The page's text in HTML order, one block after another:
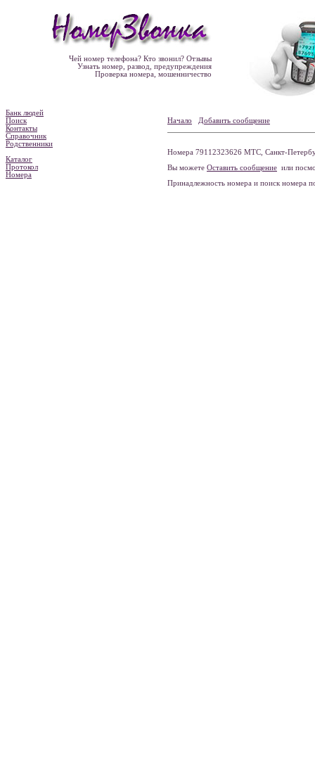
Чей номер телефона? Кто звонил? Отзывы
Узнать номер, развод, предупреждения
Проверка номера, мошенничество
Банк людей
Поиск
Контакты
Справочник
Родственники
Каталог
Протокол
Номера
Начало Добавить сообщение
Номера 79112323626 МТС, Санкт-
Вы можете Оставить сообщение или
Принадлежность номера и поиск номера